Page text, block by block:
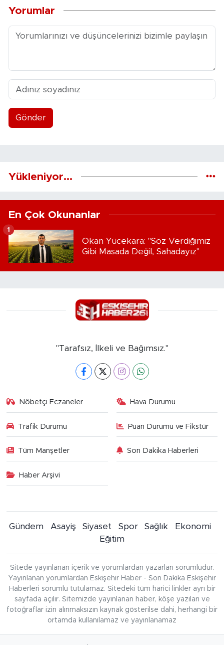
Yorumlar
Gönder
Yükleniyor...
En Çok Okunanlar
Okan Yücekara: "Söz Verdiğimiz
Gibi Masada Değil, Sahadayız"
1
"Tarafsız, İlkeli ve Bağımsız."
Nöbetçi Eczaneler Hava Durumu
Trafik Durumu Puan Durumu ve Fikstür
Tüm Manşetler Son Dakika Haberleri
Haber Arşivi
Gündem Asayiş Siyaset Spor Sağlık
Ekonomi
Eğitim
Sitede yayınlanan içerik ve yorumlardan yazarları sorumludur.
Yayınlanan yorumlardan Eskişehir Haber - Son Dakika Eskişehir
Haberleri sorumlu tutulamaz. Sitedeki tüm harici linkler ayrı bir
sayfada açılır. Sitemizde yayınlanan haber, köşe yazıları ve
fotoğraflar izin alınmaksızın kaynak gösterilse dahi, herhangi bir
ortamda kullanılamaz ve yayınlanamaz